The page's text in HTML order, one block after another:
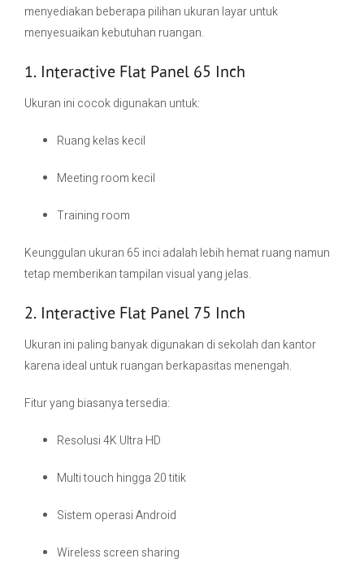
menyediakan beberapa pilihan ukuran layar untuk
menyesuaikan kebutuhan ruangan.
1. Interactive Flat Panel 65 Inch
Ukuran ini cocok digunakan untuk:
Ruang kelas kecil
Meeting room kecil
Training room
Keunggulan ukuran 65 inci adalah lebih hemat ruang namun
tetap memberikan tampilan visual yang jelas.
2. Interactive Flat Panel 75 Inch
Ukuran ini paling banyak digunakan di sekolah dan kantor
karena ideal untuk ruangan berkapasitas menengah.
Fitur yang biasanya tersedia:
Resolusi 4K Ultra HD
Multi touch hingga 20 titik
Sistem operasi Android
Wireless screen sharing